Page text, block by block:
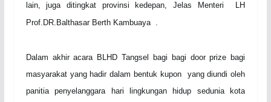
lain, juga ditingkat provinsi kedepan, Jelas Menteri LH
Prof.DR. Balthasar Berth Kambuaya .
Dalam akhir acara BLHD Tangsel bagi bagi door prize bagi
masyarakat yang hadir dalam bentuk kupon yang diundi oleh
panitia penyelanggara hari lingkungan hidup sedunia kota